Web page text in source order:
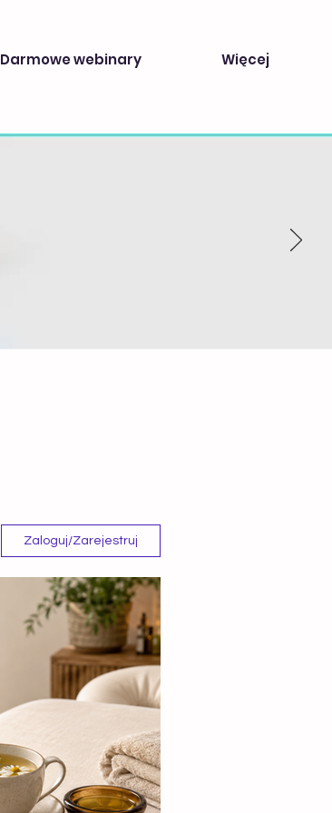
Darmowe webinary Więcej
Zaloguj/Zarejestruj